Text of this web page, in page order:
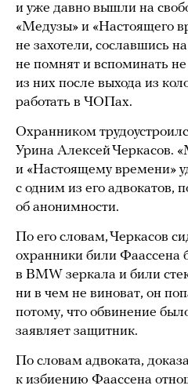
и уже давно вышли на
«Медузы» и «Настоящего
не захотели, сославшись
не помнят и вспоминать
из них после выхода из
работать в ЧОПах.
Охранником
Урина Алексей Черкасов.
и «Настоящему времени»
с одним из его адвокатов,
об анонимности.
По его словам, Черкасов
охранники били
в BMW зеркала и били
ни в чем не виноват, он
потому, что обвинение
заявляет защитник.
По словам адвоката,
к избиению Фаассена